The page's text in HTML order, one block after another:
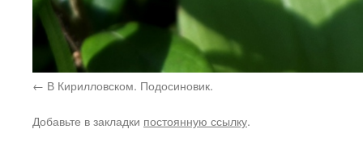
В Кирилловском. Подосиновик.
Добавьте в закладки постоянную ссылку.